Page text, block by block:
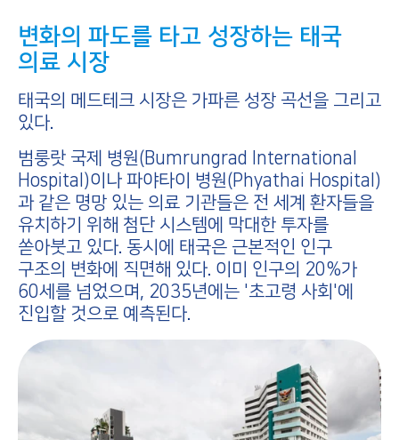
변화의 파도를 타고 성장하는 태국
의료 시장
태국의 메드테크 시장은 가파른 성장 곡선을 그리고
있다.
범룽랏 국제 병원(Bumrungrad International
Hospital)이나 파야타이 병원(Phyathai Hospital)
과 같은 명망 있는 의료 기관들은 전 세계 환자들을
유치하기 위해 첨단 시스템에 막대한 투자를
쏟아붓고 있다. 동시에 태국은 근본적인 인구
구조의 변화에 직면해 있다. 이미 인구의 20%가
60세를 넘었으며, 2035년에는 '초고령 사회'에
진입할 것으로 예측된다.